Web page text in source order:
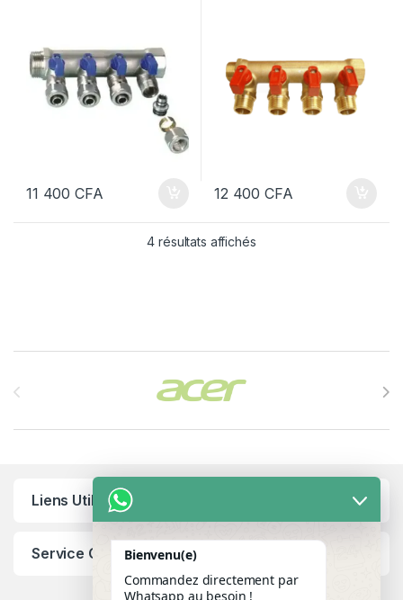
11 400CFA 12 400CFA
4 résultats affichés
Liens Utiles
Service ClientBienvenu(e)
Commandez directement par
Whatsapp au besoin !